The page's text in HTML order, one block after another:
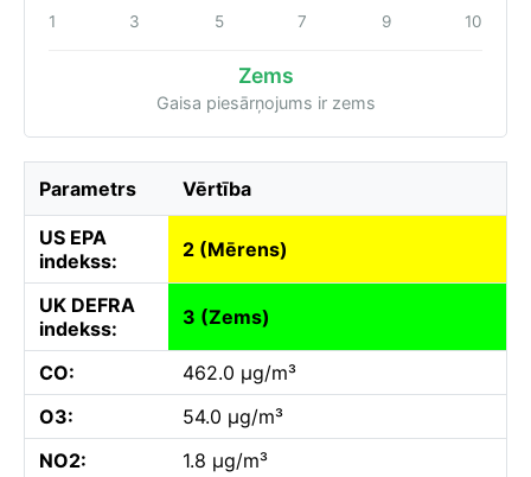
1 3 5 7 9 10
Zems
Gaisa piesārņojums ir zems
Parametrs Vērtība
US EPA
indekss:
2 (Mērens)
UK DEFRA
indekss:
3 (Zems)
CO:
462.0 µg/m³
O3:
54.0 µg/m³
NO2:
1.8 µg/m³